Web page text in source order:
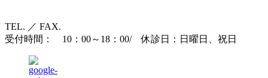
TEL. ／ FAX.
受付時間： 10：00～18：00/ 休診日：日曜日、祝日